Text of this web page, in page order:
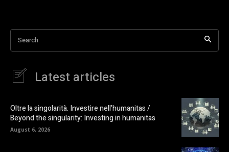
Search
Latest articles
Oltre la singolarità. Investire nell’humanitas /
Beyond the singularity: Investing in humanitas
August 6, 2026